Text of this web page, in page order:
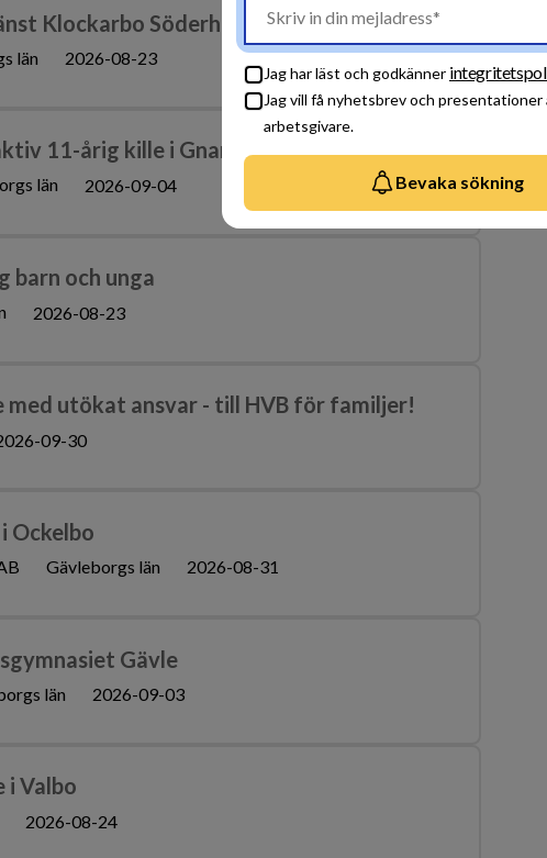
Jag har läst och godkänner
Jag vill få nyhetsbrev och presentationer
arbetsgivare.
Bevaka sökning
Klockarbo Söderhamns Kommun
län 2026-08-23
11-årig kille i Gnarp
län 2026-09-04
barn och unga
2026-08-23
med utökat ansvar - till HVB för familjer!
09-30
Ockelbo
Gävleborgs län 2026-08-31
Gävle
län 2026-09-03
i Valbo
2026-08-24